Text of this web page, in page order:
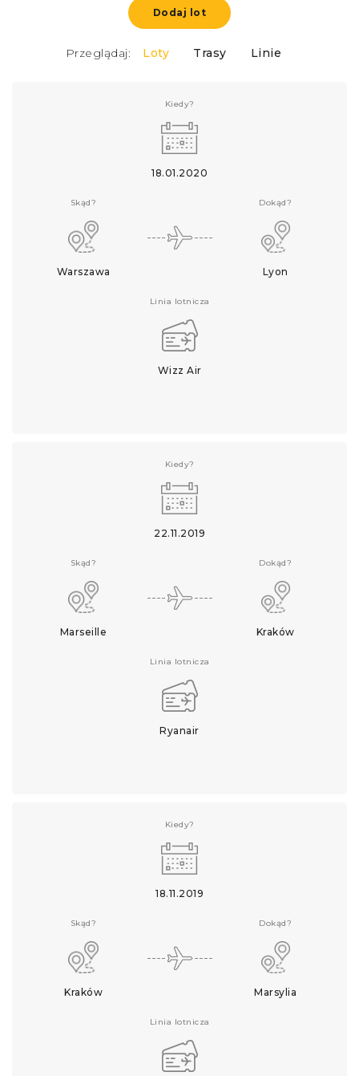
Dodaj lot
Przeglądaj: Loty Trasy Linie
Kiedy?
18.01.2020
Skąd?
Warszawa
Dokąd?
Lyon
Linia lotnicza
Wizz Air
Kiedy?
22.11.2019
Skąd?
Marseille
Dokąd?
Kraków
Linia lotnicza
Ryanair
Kiedy?
18.11.2019
Skąd?
Kraków
Dokąd?
Marsylia
Linia lotnicza